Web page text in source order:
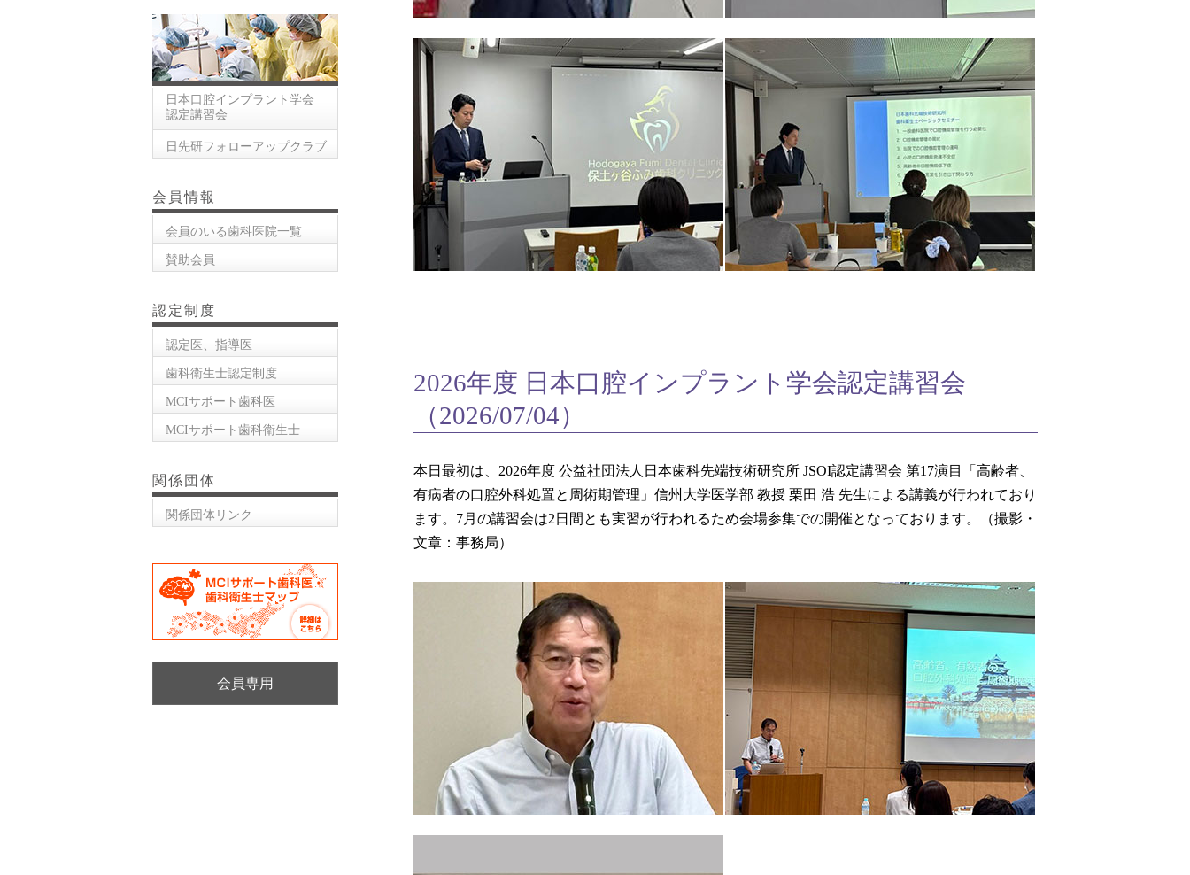
日本口腔インプラント学会
認定講習会
日先研フォローアップクラブ
会員情報
会員のいる歯科医院一覧
賛助会員
認定制度
認定医、指導医
歯科衛生士認定制度
MCIサポート歯科医
MCIサポート歯科衛生士
関係団体
関係団体リンク
会員専用
2026年度 日本口腔インプラント学会認定講習会
（2026/07/04）
本日最初は、2026年度 公益社団法人日本歯科先端技術研究所 JSOI認定講習会 第17演目「高齢者、
有病者の口腔外科処置と周術期管理」信州大学医学部 教授 栗田 浩 先生による講義が行われており
ます。7月の講習会は2日間とも実習が行われるため会場参集での開催となっております。（撮影・
文章：事務局）